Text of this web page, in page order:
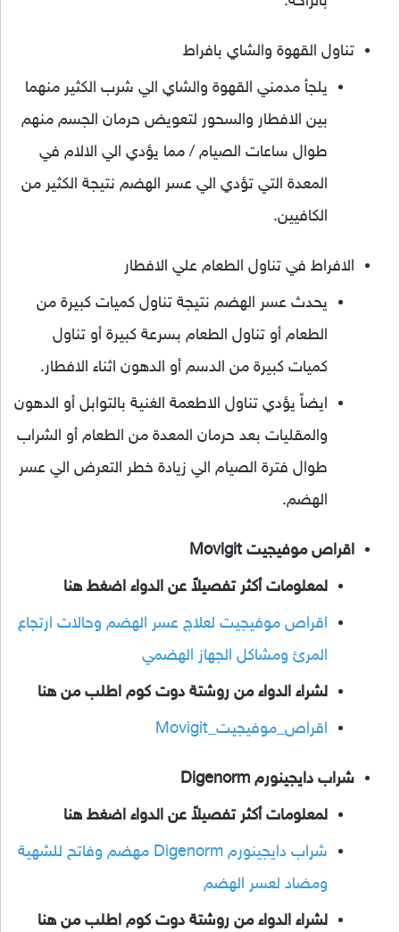
تناول القهوة والشاي بافراط
يلجأ مدمني القهوة والشاي الي شرب الكثير منهما
بين الافطار والسحور لتعويض حرمان الجسم منهم
طوال ساعات الصيام / مما يؤدي الي الالام في
المعدة التي تؤدي الي عسر الهضم نتيجة الكثير من
الكافيين.
الافراط في تناول الطعام علي الافطار
يحدث عسر الهضم نتيجة تناول كميات كبيرة من
الطعام أو تناول الطعام بسرعة كبيرة أو تناول
كميات كبيرة من الدسم أو الدهون اثناء الافطار.
ايضاً يؤدي تناول الاطعمة الغنية بالتوابل أو الدهون
والمقليات بعد حرمان المعدة من الطعام أو الشراب
طوال فترة الصيام الي زيادة خطر التعرض الي عسر
الهضم.
اقراص موفيجيت Movigit
لمعلومات أكثر تفصيلاً عن الدواء اضغط هنا
اقراص موفيجيت لعلاج عسر الهضم وحالات ارتجاع
المرئ ومشاكل الجهاز الهضمي
لشراء الدواء من روشتة دوت كوم اطلب من هنا
اقراص_موفيجيت_Movigit
شراب دايجينورم Digenorm
لمعلومات أكثر تفصيلاً عن الدواء اضغط هنا
شراب دايجينورم Digenorm مهضم وفاتح للشهية
ومضاد لعسر الهضم
لشراء الدواء من روشتة دوت كوم اطلب من هنا